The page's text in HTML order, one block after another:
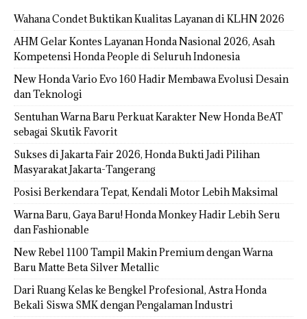
Wahana Condet Buktikan Kualitas Layanan di KLHN 2026
AHM Gelar Kontes Layanan Honda Nasional 2026, Asah
Kompetensi Honda People di Seluruh Indonesia
New Honda Vario Evo 160 Hadir Membawa Evolusi Desain
dan Teknologi
Sentuhan Warna Baru Perkuat Karakter New Honda BeAT
sebagai Skutik Favorit
Sukses di Jakarta Fair 2026, Honda Bukti Jadi Pilihan
Masyarakat Jakarta-Tangerang
Posisi Berkendara Tepat, Kendali Motor Lebih Maksimal
Warna Baru, Gaya Baru! Honda Monkey Hadir Lebih Seru
dan Fashionable
New Rebel 1100 Tampil Makin Premium dengan Warna
Baru Matte Beta Silver Metallic
Dari Ruang Kelas ke Bengkel Profesional, Astra Honda
Bekali Siswa SMK dengan Pengalaman Industri